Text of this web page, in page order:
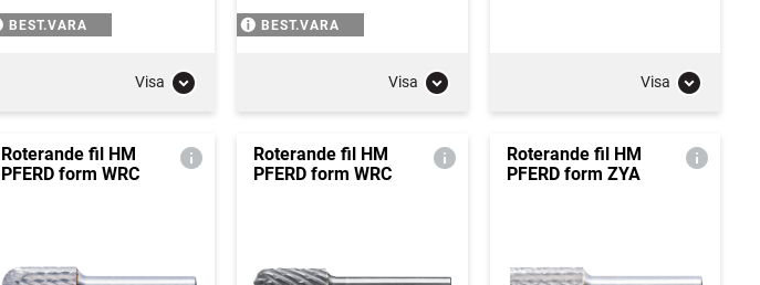
BEST.VARA
Visa
BEST.VARA
Visa Visa
Roterande fil HM
PFERD form WRC
Roterande fil HM
PFERD form WRC
Roterande fil HM
PFERD form ZYA